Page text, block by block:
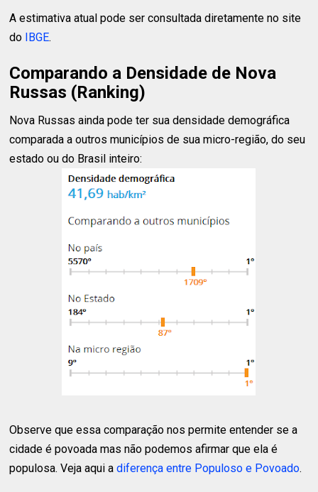
A estimativa atual pode ser consultada diretamente no site
do IBGE.
Comparando a Densidade de Nova
Russas (Ranking)
Nova Russas ainda pode ter sua densidade demográfica
comparada a outros municípios de sua micro-região, do seu
estado ou do Brasil inteiro:
Observe que essa comparação nos permite entender se a
cidade é povoada mas não podemos afirmar que ela é
populosa. Veja aqui adiferença entre Populoso e Povoado.